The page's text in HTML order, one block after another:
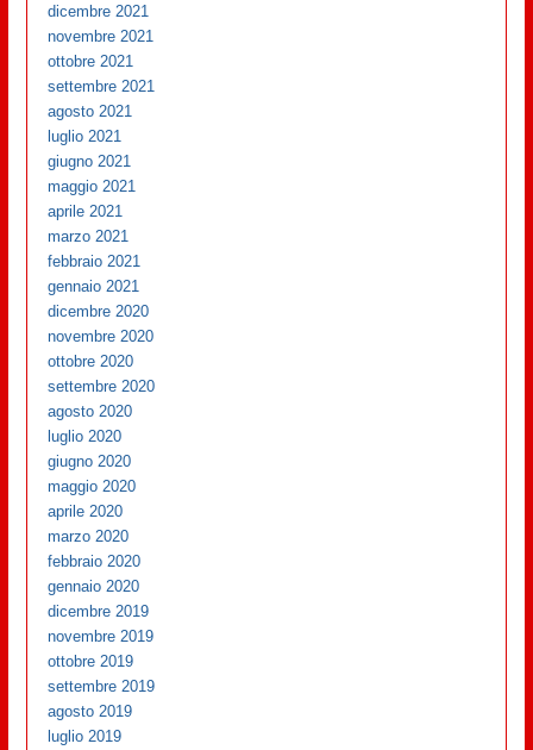
dicembre 2021
novembre 2021
ottobre 2021
settembre 2021
agosto 2021
luglio 2021
giugno 2021
maggio 2021
aprile 2021
marzo 2021
febbraio 2021
gennaio 2021
dicembre 2020
novembre 2020
ottobre 2020
settembre 2020
agosto 2020
luglio 2020
giugno 2020
maggio 2020
aprile 2020
marzo 2020
febbraio 2020
gennaio 2020
dicembre 2019
novembre 2019
ottobre 2019
settembre 2019
agosto 2019
luglio 2019